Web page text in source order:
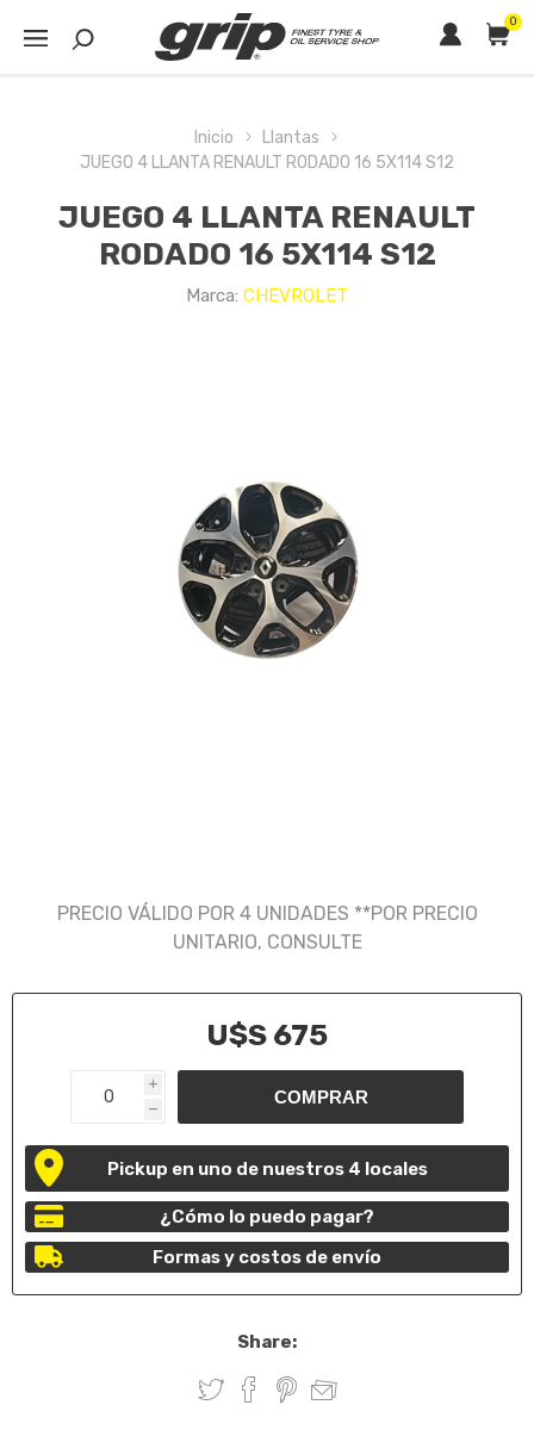
0
Inicio
Llantas
JUEGO 4 LLANTA RENAULT RODADO 16 5X114 S12
JUEGO 4 LLANTA RENAULT
RODADO 16 5X114 S12
Marca: CHEVROLET
PRECIO VÁLIDO POR 4 UNIDADES **POR PRECIO
UNITARIO, CONSULTE
U$S 675
i
h
Pickup en uno de nuestros 4 locales
¿Cómo lo puedo pagar?
Formas y costos de envío
Share: